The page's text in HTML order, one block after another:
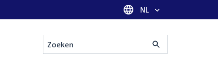
Taal selectie
NL
Zoeken